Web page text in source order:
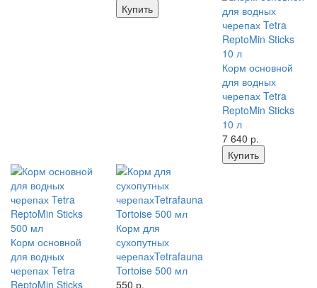
Купить
Корм основной
для водных
черепах Tetra
ReptoMin Sticks
10 л
7 640 р.
Купить
Корм основной
для водных
черепах Tetra
ReptoMin Sticks
Корм для
сухопутных
черепахTetrafauna
Tortoise 500 мл
550 р.